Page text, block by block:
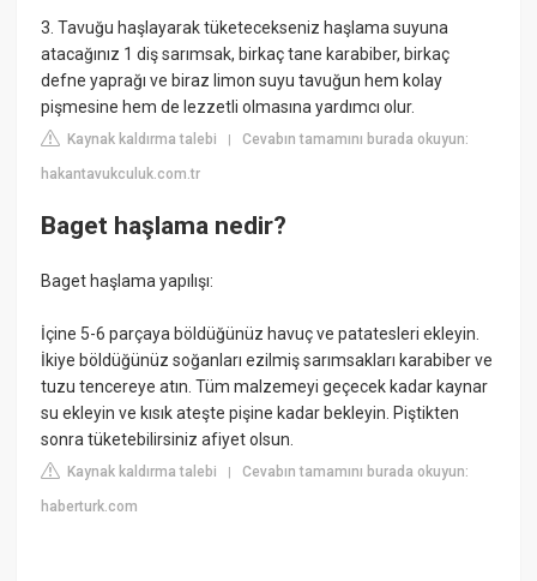
3. Tavuğu haşlayarak tüketecekseniz haşlama suyuna
atacağınız 1 diş sarımsak, birkaç tane karabiber, birkaç
defne yaprağı ve biraz limon suyu tavuğun hem kolay
pişmesine hem de lezzetli olmasına yardımcı olur.
Kaynak kaldırma talebi |Cevabın tamamını burada okuyun:
hakantavukculuk.com.tr
Baget haşlama nedir?
Baget haşlama yapılışı:
İçine 5-6 parçaya böldüğünüz havuç ve patatesleri ekleyin.
İkiye böldüğünüz soğanları ezilmiş sarımsakları karabiber ve
tuzu tencereye atın. Tüm malzemeyi geçecek kadar kaynar
su ekleyin ve kısık ateşte pişine kadar bekleyin. Piştikten
sonra tüketebilirsiniz afiyet olsun.
Kaynak kaldırma talebi |Cevabın tamamını burada okuyun:
haberturk.com